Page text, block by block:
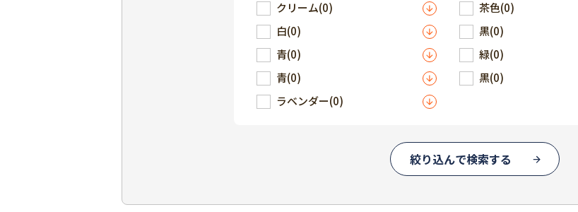
クリーム(0) 茶色(0)
白(0) 黒(0)
青(0) 緑(0)
青(0) 黒(0)
ラベンダー(0)
絞り込んで検索する